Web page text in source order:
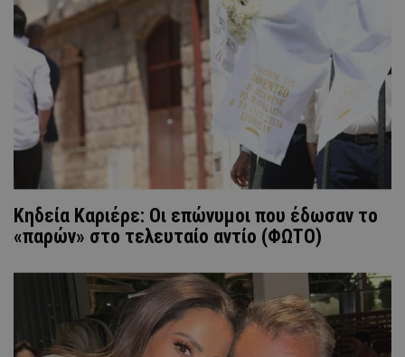
Κηδεία Καριέρε: Οι επώνυμοι που έδωσαν το
«παρών» στο τελευταίο αντίο (ΦΩΤΟ)